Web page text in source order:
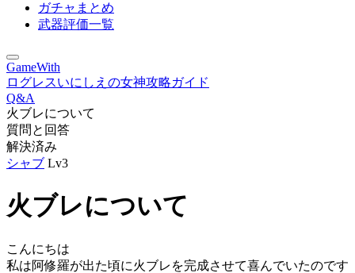
ガチャまとめ
武器評価一覧
GameWith
ログレスいにしえの女神攻略ガイド
Q&A
火ブレについて
質問と回答
解決済み
シャブ Lv3
火ブレについて
こんにちは
私は阿修羅が出た頃に火ブレを完成させて喜んでいたのです